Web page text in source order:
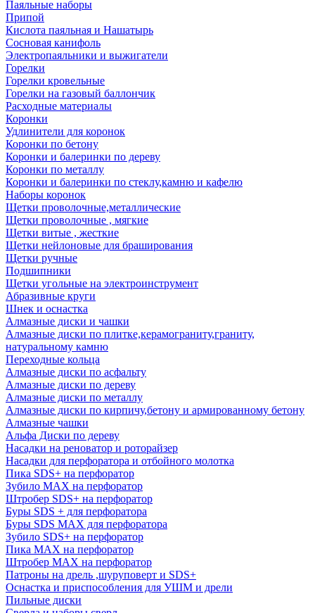
Паяльные наборы
Припой
Кислота паяльная и Нашатырь
Сосновая канифоль
Электропаяльники и выжигатели
Горелки
Горелки кровельные
Горелки на газовый баллончик
Расходные материалы
Коронки
Удлинители для коронок
Коронки по бетону
Коронки и балеринки по дереву
Коронки по металлу
Коронки и балеринки по стеклу,камню и кафелю
Наборы коронок
Щетки проволочные,металлические
Щетки проволочные , мягкие
Щетки витые , жесткие
Щетки нейлоновые для браширования
Щетки ручные
Подшипники
Щетки угольные на электроинструмент
Абразивные круги
Шнек и оснастка
Алмазные диски и чашки
Алмазные диски по плитке,керамограниту,граниту,
натуральному камню
Переходные кольца
Алмазные диски по асфальту
Алмазные диски по дереву
Алмазные диски по металлу
Алмазные диски по кирпичу,бетону и армированному бетону
Алмазные чашки
Альфа Диски по дереву
Насадки на реноватор и роторайзер
Насадки для перфоратора и отбойного молотка
Пика SDS+ на перфоратор
Зубило MAX на перфоратор
Штробер SDS+ на перфоратор
Буры SDS + для перфоратора
Буры SDS MAX для перфоратора
Зубило SDS+ на перфоратор
Пика MAX на перфоратор
Штробер MAX на перфоратор
Патроны на дрель ,шуруповерт и SDS+
Оснастка и приспособления для УШМ и дрели
Пильные диски